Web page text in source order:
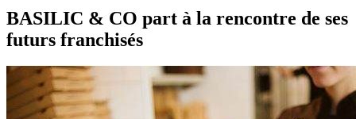
BASILIC & CO part à la rencontre de ses
futurs franchisés